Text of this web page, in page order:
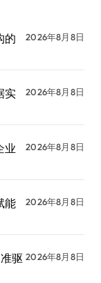
的
2026年8月8日
实
2026年8月8日
业
2026年8月8日
能
2026年8月8日
驱 2026年8月8日